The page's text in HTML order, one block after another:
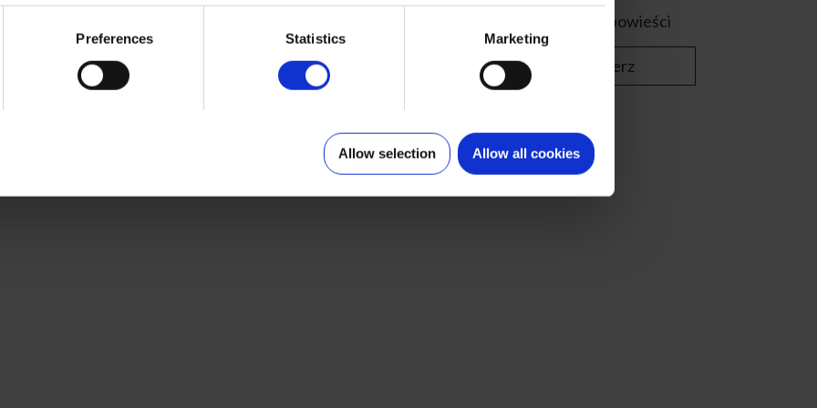
Preferences Statistics Marketing
Allow selection Allow all cookies
Wybierz Wybierz
Morskie opowieści
Wybierz